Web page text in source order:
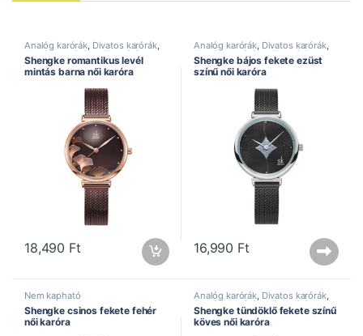
Analóg karórák, Divatos karórák,
Elegáns karórák Női karórák
Rozsdamentes szíj,Shengke óra
Shengke romantikus levél
mintás barna női karóra
18,490 Ft
Analóg karórák, Divatos karórák,
Elegáns karórák ,Női karórák
Rozsdamentes szíj,Shengke óra
Shengke bájos fekete ezüst
színű női karóra
16,990 Ft
Nem kapható
Shengke csinos fekete fehér
női karóra
Analóg karórák Divatos karórák,
Elegáns karórák Női karórák
Shengke óra
Shengke tündöklő fekete színű
köves női karóra